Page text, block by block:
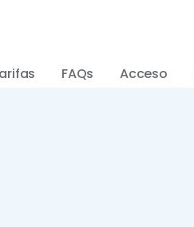
FAQs Acceso